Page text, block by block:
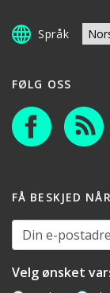
Språk
FØLG OSS
FÅ BESKJED
Din e-postadresse:
Velg ønsket